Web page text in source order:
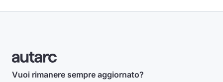
Vuoi rimanere sempre aggiornato?